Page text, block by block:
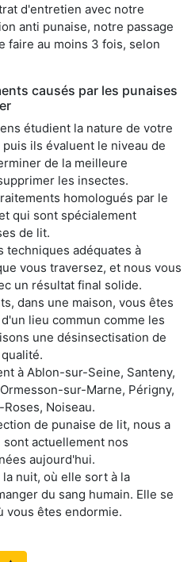
d'entretien avec notre
anti punaise, notre passage
faire au moins 3 fois, selon
causés par les punaises
étudient la nature de votre
ils évaluent le niveau de
de la meilleure
les insectes.
homologués par le
qui sont spécialement
de lit.
techniques adéquates à
vous traversez, et nous vous
un résultat final solide.
dans une maison, vous êtes
lieu commun comme les
une désinsectisation de
à Ablon-sur-Seine, Santeny,
sur-Marne, Périgny,
Noiseau.
de punaise de lit, nous a
actuellement nos
aujourd'hui.
nuit, où elle sort à la
du sang humain. Elle se
vous êtes endormie.